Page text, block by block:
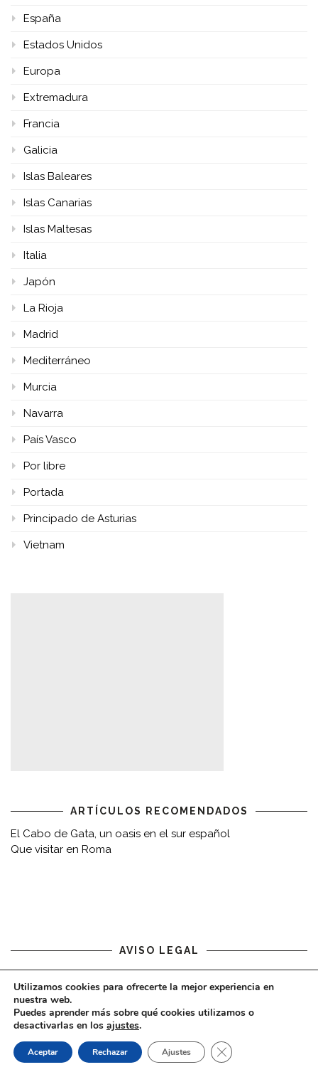
España
Estados Unidos
Europa
Extremadura
Francia
Galicia
Islas Baleares
Islas Canarias
Islas Maltesas
Italia
Japón
La Rioja
Madrid
Mediterráneo
Murcia
Navarra
País Vasco
Por libre
Portada
Principado de Asturias
Vietnam
ARTÍCULOS RECOMENDADOS
El Cabo de Gata, un oasis en el sur español
Que visitar en Roma
AVISO LEGAL
Aviso legal
COPYRIGHT © 2020 - VIAJARDESPACIO.COM
Utilizamos cookies para ofrecerte la mejor experiencia en
nuestra web.
Puedes aprender más sobre qué cookies utilizamos o
desactivarlas en los ajustes.
Aceptar Rechazar Ajustes CERRAR EL